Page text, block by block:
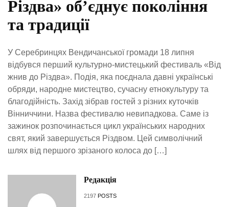
Різдва» об’єднує покоління
та традиції
У Серебринцях Вендичанської громади 18 липня
відбувся перший культурно-мистецький фестиваль «Від
жнив до Різдва». Подія, яка поєднала давні українські
обряди, народне мистецтво, сучасну етнокультуру та
благодійність. Захід зібрав гостей з різних куточків
Вінниччини. Назва фестивалю невипадкова. Саме із
зажинок розпочинається цикл українських народних
свят, який завершується Різдвом. Цей символічний
шлях від першого зрізаного колоса до […]
Редакція
2197 POSTS